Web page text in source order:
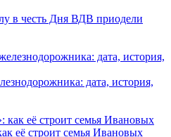
в честь Дня ВДВ приодели
дата, история,
её строит семья Ивановых